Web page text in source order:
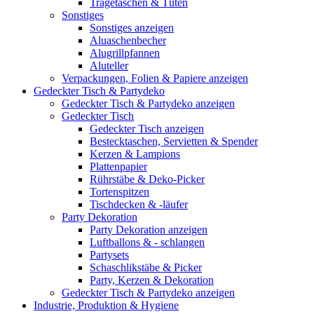
Tragetaschen & Tüten
Sonstiges
Sonstiges anzeigen
Aluaschenbecher
Alugrillpfannen
Aluteller
Verpackungen, Folien & Papiere anzeigen
Gedeckter Tisch & Partydeko
Gedeckter Tisch & Partydeko anzeigen
Gedeckter Tisch
Gedeckter Tisch anzeigen
Bestecktaschen, Servietten & Spender
Kerzen & Lampions
Plattenpapier
Rührstäbe & Deko-Picker
Tortenspitzen
Tischdecken & -läufer
Party Dekoration
Party Dekoration anzeigen
Luftballons & - schlangen
Partysets
Schaschlikstäbe & Picker
Party, Kerzen & Dekoration
Gedeckter Tisch & Partydeko anzeigen
Industrie, Produktion & Hygiene